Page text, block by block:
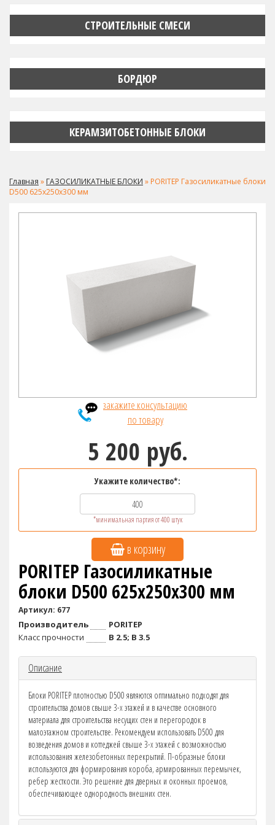
СТРОИТЕЛЬНЫЕ СМЕСИ
БОРДЮР
КЕРАМЗИТОБЕТОННЫЕ БЛОКИ
Главная » ГАЗОСИЛИКАТНЫЕ БЛОКИ » PORITEP Газосиликатные блоки
D500 625х250х300 мм
закажите консультацию
по товару
5 200 руб.
Укажите количество*:
*минимальная партия от 400 штук
в корзину
PORITEP Газосиликатные
блоки D500 625х250х300 мм
Артикул: 677
Производитель
PORITEP
Класс прочности
B 2.5; B 3.5
Описание
Блоки PORITEP плотностью D500 являются оптимально подходят для
строительства домов свыше 3-х этажей и в качестве основного
материала для строительства несущих стен и перегородок в
малоэтажном строительстве. Рекомендуем использовать D500 для
возведения домов и коттеджей свыше 3-х этажей с возможностью
использования железобетонных перекрытий. П-образные блоки
используются для формирования короба, армированных перемычек,
ребер жесткости. Это решение для дверных и оконных проемов,
обеспечивающее однородность внешних стен.